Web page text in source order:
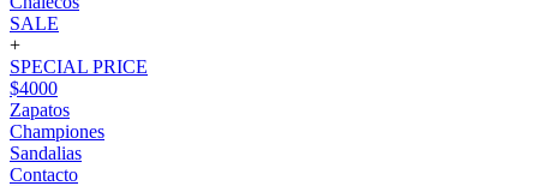
SALE
+
SPECIAL PRICE
$4000
Zapatos
Championes
Sandalias
Contacto